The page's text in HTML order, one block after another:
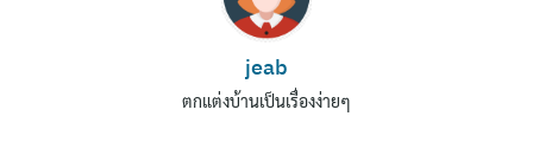
jeab
ตกแต่งบ้านเป็นเรื่องง่ายๆ